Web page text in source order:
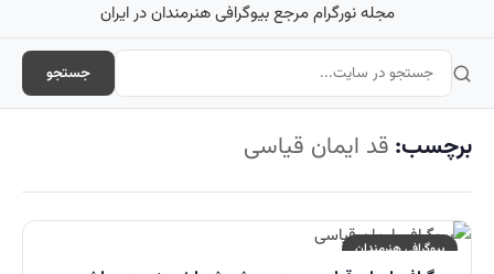
مجله نورگرام مرجع بیوگرافی هنرمندان در ایران
جستجو
برچسب: قد ایمان قیاسی
بیوگرافی هنرمندان